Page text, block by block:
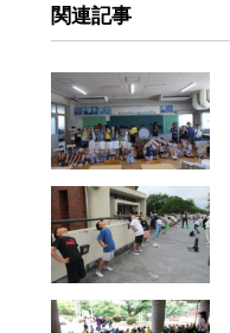
関連記事